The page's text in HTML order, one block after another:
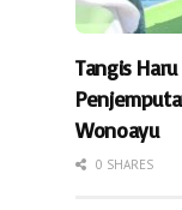
Tangis
Wonoayu
0 SHARES